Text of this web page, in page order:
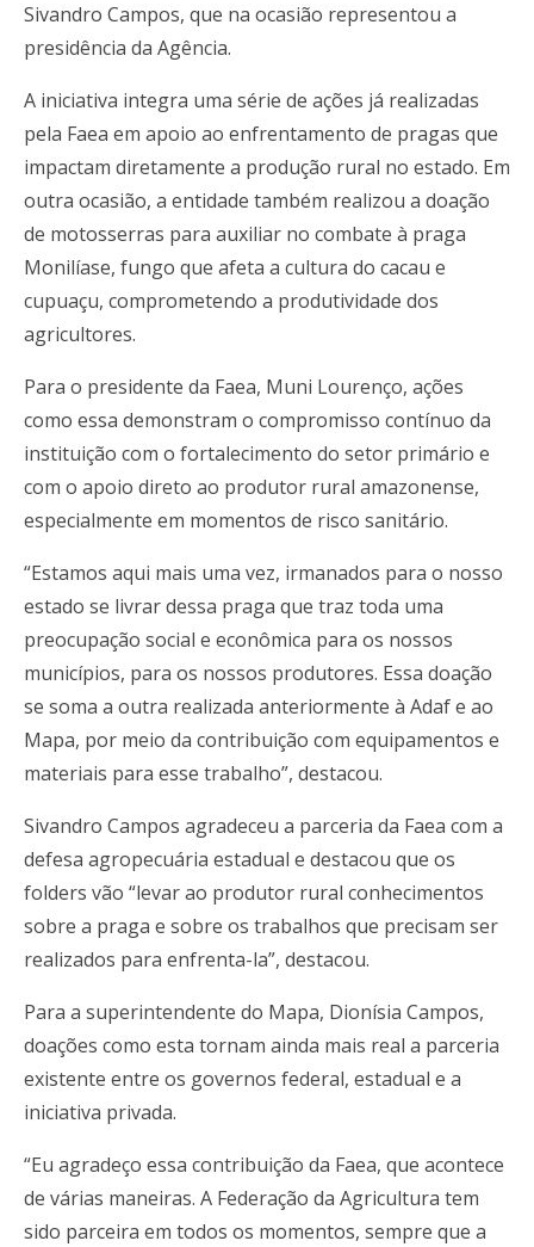
Sivandro Campos, que na ocasião representou a
presidência da Agência.
A iniciativa integra uma série de ações já realizadas
pela Faea em apoio ao enfrentamento de pragas que
impactam diretamente a produção rural no estado. Em
outra ocasião, a entidade também realizou a doação
de motosserras para auxiliar no combate à praga
Monilíase, fungo que afeta a cultura do cacau e
cupuaçu, comprometendo a produtividade dos
agricultores.
Para o presidente da Faea, Muni Lourenço, ações
como essa demonstram o compromisso contínuo da
instituição com o fortalecimento do setor primário e
com o apoio direto ao produtor rural amazonense,
especialmente em momentos de risco sanitário.
“Estamos aqui mais uma vez, irmanados para o nosso
estado se livrar dessa praga que traz toda uma
preocupação social e econômica para os nossos
municípios, para os nossos produtores. Essa doação
se soma a outra realizada anteriormente à Adaf e ao
Mapa, por meio da contribuição com equipamentos e
materiais para esse trabalho”, destacou.
Sivandro Campos agradeceu a parceria da Faea com a
defesa agropecuária estadual e destacou que os
folders vão “levar ao produtor rural conhecimentos
sobre a praga e sobre os trabalhos que precisam ser
realizados para enfrenta-la”, destacou.
Para a superintendente do Mapa, Dionísia Campos,
doações como esta tornam ainda mais real a parceria
existente entre os governos federal, estadual e a
iniciativa privada.
“Eu agradeço essa contribuição da Faea, que acontece
de várias maneiras. A Federação da Agricultura tem
sido parceira em todos os momentos, sempre que a